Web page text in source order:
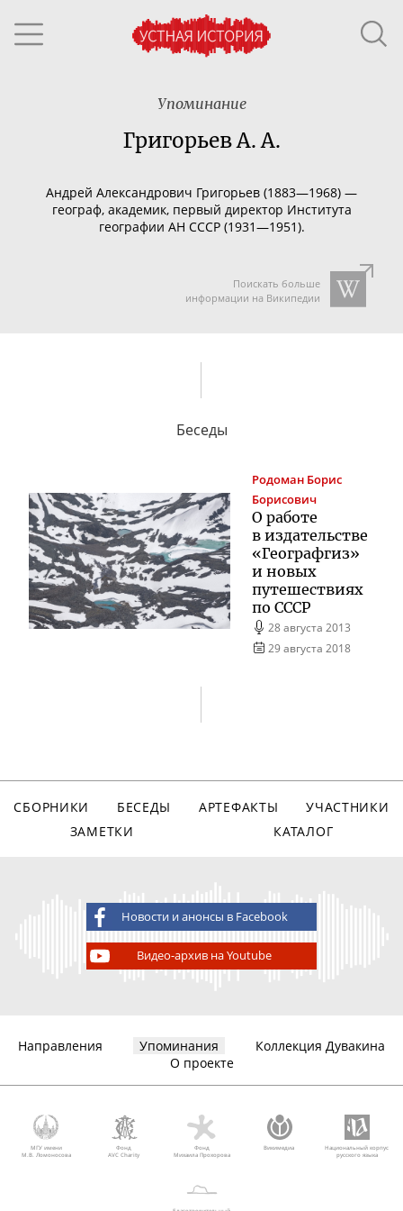
Упоминание
Григорьев А. А.
Андрей Александрович Григорьев (1883—1968) —
географ, академик, первый директор Института
географии АН СССР (1931—1951).
Поискать больше
информации на Википедии
Беседы
Родоман Борис
Борисович
О работе
в издательстве
«Географгиз»
и новых
путешествиях
по СССР
28 августа 2013
29 августа 2018
СБОРНИКИ БЕСЕДЫ АРТЕФАКТЫ
УЧАСТНИКИ
ЗАМЕТКИ
КАТАЛОГ
Новости и анонсы в Facebook
Видео-архив на Youtube
Направления Упоминания
Коллекция Дувакина
О проекте
МГУ имени
М.В. Ломоносова
Фонд
AVC Charity
Фонд
Михаила Прохорова
Викимедиа
Национальный корпус
русского языка